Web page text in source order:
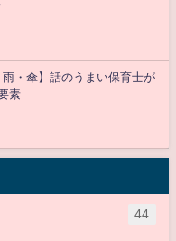
雨・傘】話のうまい保育士が
素
44